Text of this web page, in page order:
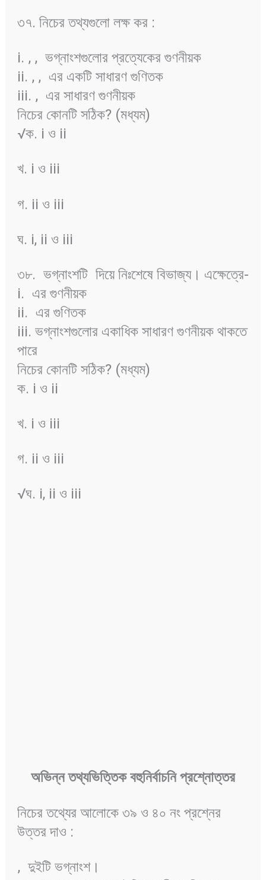
৩৭. নিচের তথ্যগুলো লক্ষ কর :
i. , , ভগ্নাংশগুলোর প্রত্যেকের গুণনীয়ক
ii. , , এর একটি সাধারণ গুণিতক
iii. , এর সাধারণ গুণনীয়ক
নিচের কোনটি সঠিক? (মধ্যম)
√ক. i ও ii
খ. i ও iii
গ. ii ও iii
ঘ. i, ii ও iii
৩৮. ভগ্নাংশটি দিয়ে নিঃশেষে বিভাজ্য। এক্ষেত্রে-
i. এর গুণনীয়ক
ii. এর গুণিতক
iii. ভগ্নাংশগুলোর একাধিক সাধারণ গুণনীয়ক থাকতে
পারে
নিচের কোনটি সঠিক? (মধ্যম)
ক. i ও ii
খ. i ও iii
গ. ii ও iii
√ঘ. i, ii ও iii
অভিন্ন তথ্যভিত্তিক বহুনির্বাচনি প্রশ্নোত্তর
নিচের তথ্যের আলোকে ৩৯ ও ৪০ নং প্রশ্নের
উত্তর দাও :
, দুইটি ভগ্নাংশ।